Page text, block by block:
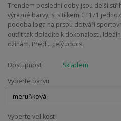
Trendem poslední doby jsou delší
výrazné barvy, si s tílkem CT171
podoba loga na prsou dotváří
outfit tak doladíte k dokonalosti.
džínám. Před... celý popis
Dostupnost
Skladem
Vyberte barvu
Vyberte velikost